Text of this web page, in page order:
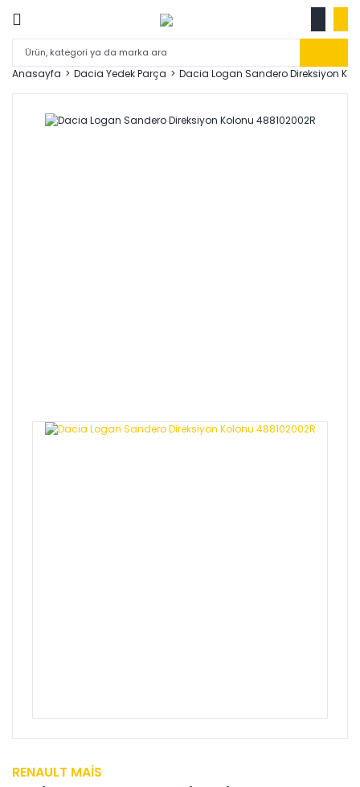
Anasayfa Dacia Yedek Parça Dacia Logan Sandero Direksiyon
RENAULT MAİS